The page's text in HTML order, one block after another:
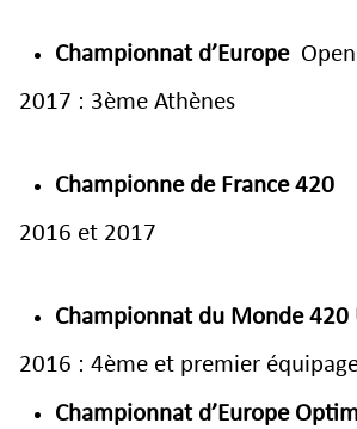
Championnat d’EuropeOpen
2017 : 3ème Athènes
Championne de France 420
2016 et 2017
Championnat du Monde 420
2016 : 4ème et premier
Championnat d’Europe